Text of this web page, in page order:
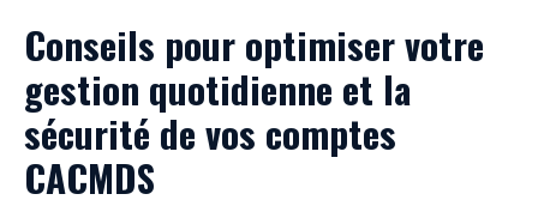
Conseils pour optimiser votre
gestion quotidienne et la
sécurité de vos comptes
CACMDS